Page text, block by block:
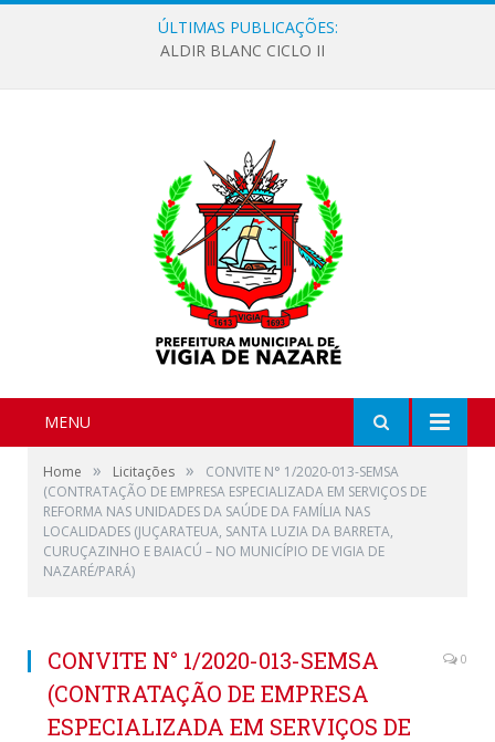
ÚLTIMAS PUBLICAÇÕES:
ALDIR BLANC CICLO II
MENU
Home » Licitações »
CONVITE N° 1/2020-013-SEMSA
(CONTRATAÇÃO DE EMPRESA ESPECIALIZADA EM SERVIÇOS DE
REFORMA NAS UNIDADES DA SAÚDE DA FAMÍLIA NAS
LOCALIDADES (JUÇARATEUA, SANTA LUZIA DA BARRETA,
CURUÇAZINHO E BAIACÚ – NO MUNICÍPIO DE VIGIA DE
NAZARÉ/PARÁ)
CONVITE N° 1/2020-013-SEMSA
(CONTRATAÇÃO DE EMPRESA
ESPECIALIZADA EM SERVIÇOS DE
0